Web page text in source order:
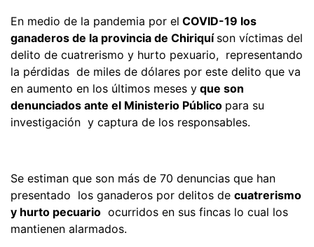
En medio de la pandemia por el COVID-19 los
ganaderos de la provincia de Chiriquí son víctimas del
delito de cuatrerismo y hurto pexuario, representando
la pérdidas de miles de dólares por este delito que va
en aumento en los últimos meses y que son
denunciados ante el Ministerio Público para su
investigación y captura de los responsables.
Se estiman que son más de 70 denuncias que han
presentado los ganaderos por delitos de cuatrerismo
y hurto pecuario ocurridos en sus fincas lo cual los
mantienen alarmados.